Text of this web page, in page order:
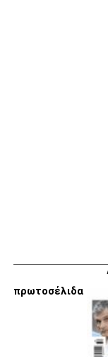
Εμείς είμαστε
Μόνο τα 4
ΚΑΝΕΝΑΣ δεν
πρωτοσέλιδα